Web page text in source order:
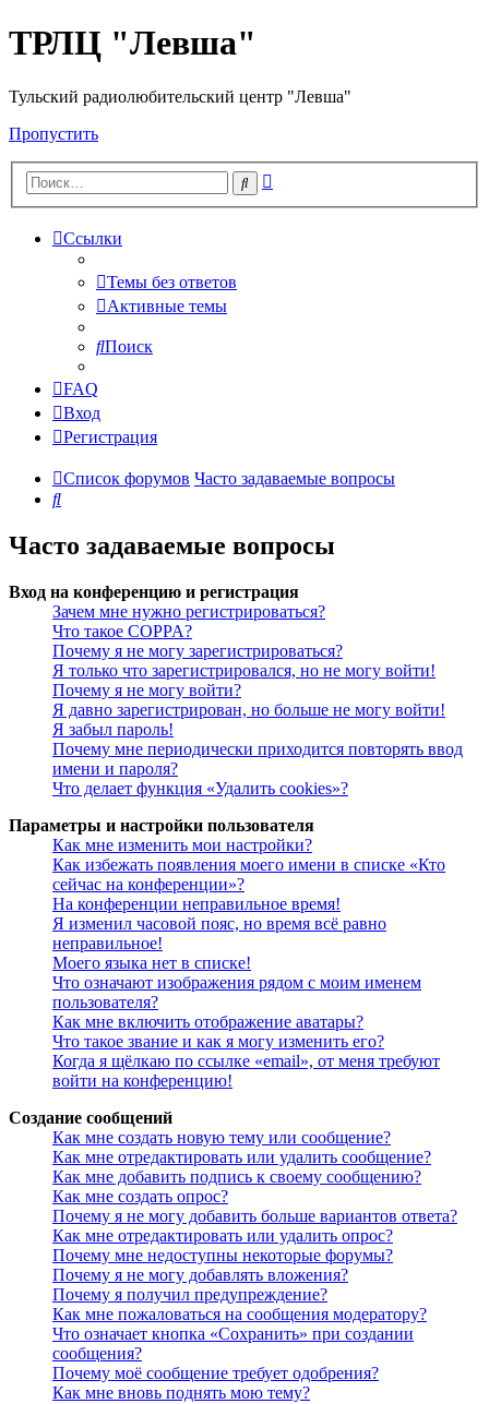
ТРЛЦ "Левша"
Тульский радиолюбительский центр "Левша"
Пропустить
Поиск
Ссылки
Темы без ответов
Активные темы
Поиск
FAQ
Вход
Регистрация
Список форумов Часто задаваемые вопросы
Поиск
Часто задаваемые вопросы
Вход на конференцию и регистрация
Зачем мне нужно регистрироваться?
Что такое COPPA?
Почему я не могу зарегистрироваться?
Я только что зарегистрировался, но не могу войти!
Почему я не могу войти?
Я давно зарегистрирован, но больше не могу войти!
Я забыл пароль!
Почему мне периодически приходится повторять ввод
имени и пароля?
Что делает функция «Удалить cookies»?
Параметры и настройки пользователя
Как мне изменить мои настройки?
Как избежать появления моего имени в списке «Кто
сейчас на конференции»?
На конференции неправильное время!
Я изменил часовой пояс, но время всё равно
неправильное!
Моего языка нет в списке!
Что означают изображения рядом с моим именем
пользователя?
Как мне включить отображение аватары?
Что такое звание и как я могу изменить его?
Когда я щёлкаю по ссылке «email», от меня требуют
войти на конференцию!
Создание сообщений
Как мне создать новую тему или сообщение?
Как мне отредактировать или удалить сообщение?
Как мне добавить подпись к своему сообщению?
Как мне создать опрос?
Почему я не могу добавить больше вариантов ответа?
Как мне отредактировать или удалить опрос?
Почему мне недоступны некоторые форумы?
Почему я не могу добавлять вложения?
Почему я получил предупреждение?
Как мне пожаловаться на сообщения модератору?
Что означает кнопка «Сохранить» при создании
сообщения?
Почему моё сообщение требует одобрения?
Как мне вновь поднять мою тему?